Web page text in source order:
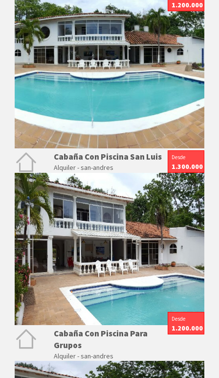
1.200.000
Cabaña Con Piscina San Luis
Alquiler - san-andres
Desde
1.300.000
Cabaña Con Piscina Para
Grupos
Alquiler - san-andres
Desde
1.200.000